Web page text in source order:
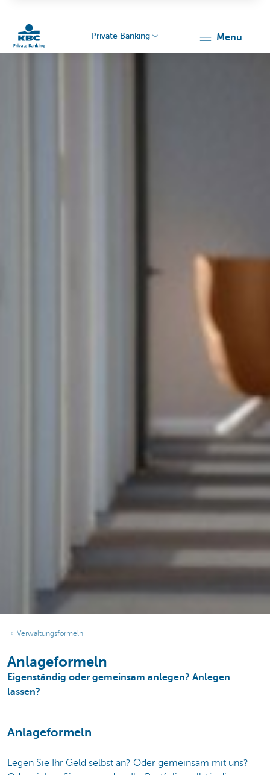
Private Banking menu
Verwaltungsformeln
Anlageformeln
Eigenständig oder gemeinsam anlegen? Anlegen
lassen?
Anlageformeln
Legen Sie Ihr Geld selbst an? Oder gemeinsam mit uns?